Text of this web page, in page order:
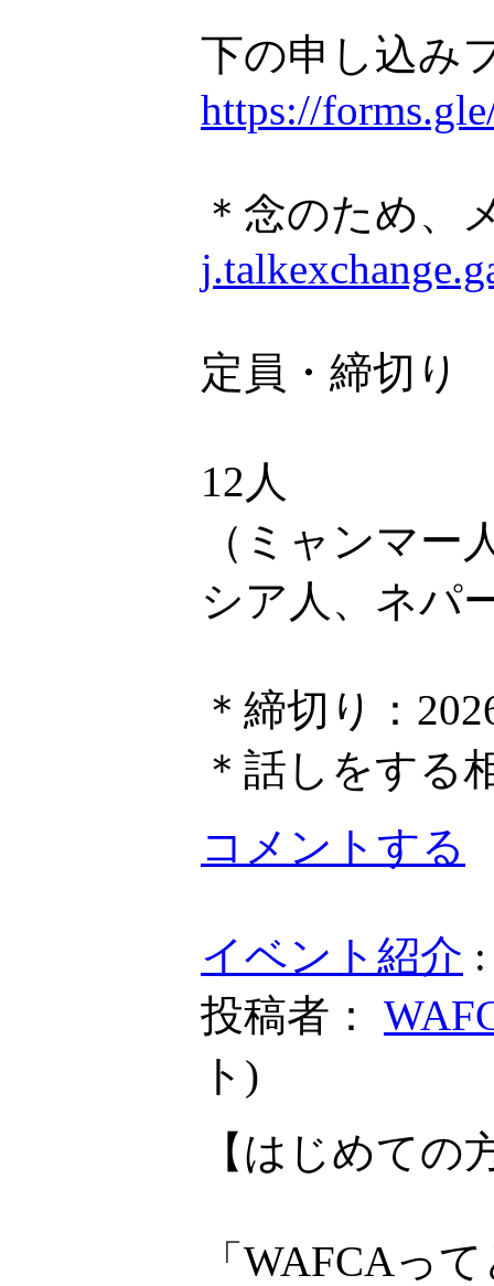
下の申し込み
https://
＊念のため、
定員・締切り
12人
（ミャンマ
シア人、ネパ
＊締切り：
＊話しをする
コメントする
イベント紹介
投稿者：
ト )
【はじめての
「WAFCAっ